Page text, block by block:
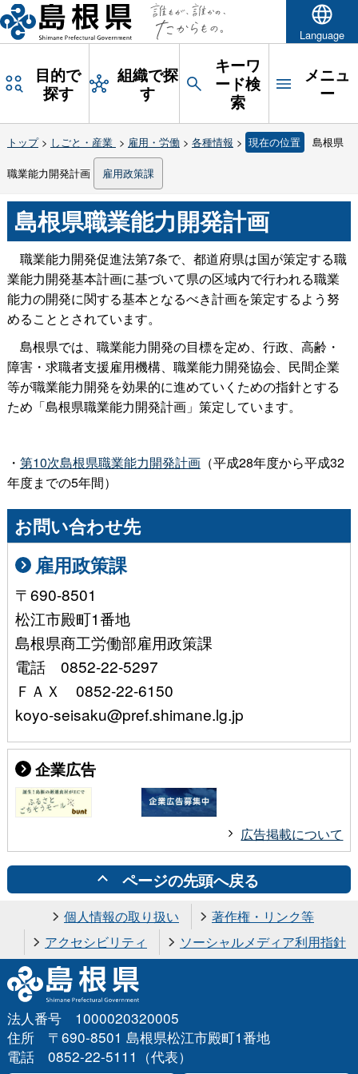
Language
目的で
探す
組織で探
す
キーワ
ード検
索
メニュ
ー
トップ> しごと・産業 > 雇用・労働 > 各種情報 > 現在の位置 島根県
職業能力開発計画 雇用政策課
島根県職業能力開発計画
職業能力開発促進法第7条で、都道府県は国が策定する職
業能力開発基本計画に基づいて県の区域内で行われる職業
能力の開発に関する基本となるべき計画を策定するよう努
めることとされています。
島根県では、職業能力開発の目標を定め、行政、高齢・
障害・求職者支援雇用機構、職業能力開発協会、民間企業
等が職業能力開発を効果的に進めていくための指針とする
ため「島根県職業能力開発計画」策定しています。
・ 第10次島根県職業能力開発計画（平成28年度から平成32
年度までの5年間）
お問い合わせ先
雇用政策課
〒690-8501
松江市殿町1番地
島根県商工労働部雇用政策課
電話 0852-22-5297
ＦＡＸ 0852-22-6150
koyo-seisaku@pref.shimane.lg.jp
企業広告
広告掲載について
ページの先頭へ戻る
個人情報の取り扱い
著作権・リンク等
アクセシビリティ
ソーシャルメディア利用指針
法人番号 1000020320005
住所 〒690-8501 島根県松江市殿町1番地
電話 0852-22-5111（代表）